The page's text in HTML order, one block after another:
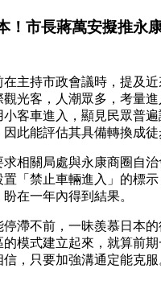
！市長蔣萬安擬推永
主持市政會議時，提及
光客，人潮眾多，考量
客車進入，顯見民眾普
此能評估其具備轉換成徒
相關局處與永康商圈自
「禁止車輛進入」的標
在一年內得到結果。
滯不前，一昧羨慕日本
的模式建立起來，就算前
，只要加強溝通定能克服